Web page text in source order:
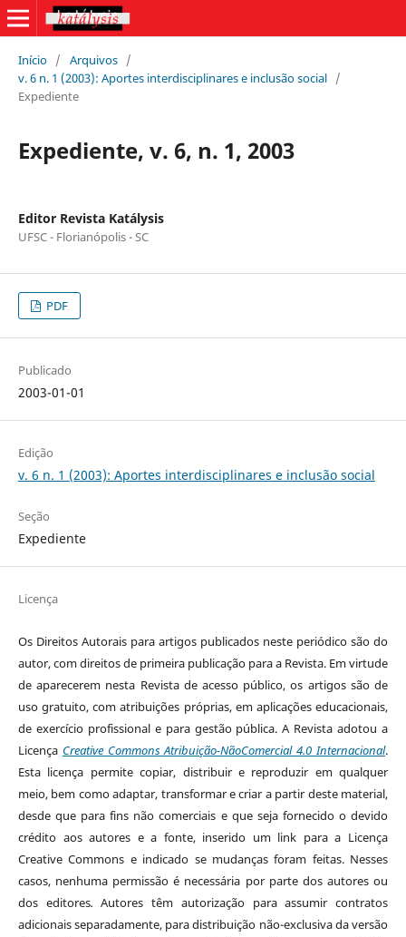
Início / Arquivos /
v. 6 n. 1 (2003): Aportes interdisciplinares e inclusão social /
Expediente
Expediente, v. 6, n. 1, 2003
Editor Revista Katálysis
UFSC - Florianópolis - SC
PDF
Publicado
2003-01-01
Edição
v. 6 n. 1 (2003): Aportes interdisciplinares e inclusão social
Seção
Expediente
Licença
Os Direitos Autorais para artigos publicados neste periódico são do
autor, com direitos de primeira publicação para a Revista. Em virtude
de aparecerem nesta Revista de acesso público, os artigos são de
uso gratuito, com atribuições próprias, em aplicações educacionais,
de exercício profissional e para gestão pública. A Revista adotou a
Licença Creative Commons Atribuição-NãoComercial 4.0 Internacional.
Esta licença permite copiar, distribuir e reproduzir em qualquer
meio, bem como adaptar, transformar e criar a partir deste material,
desde que para fins não comerciais e que seja fornecido o devido
crédito aos autores e a fonte, inserido um link para a Licença
Creative Commons e indicado se mudanças foram feitas. Nesses
casos, nenhuma permissão é necessária por parte dos autores ou
dos editores.Autores têm autorização para assumir contratos
adicionais separadamente, para distribuição não-exclusiva da versão